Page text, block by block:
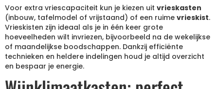
Voor extra vriescapaciteit kun je kiezen uit vrieskasten
(inbouw, tafelmodel of vrijstaand) of een ruime vrieskist.
Vrieskisten zijn ideaal als je in één keer grote
hoeveelheden wilt invriezen, bijvoorbeeld na de wekelijkse
of maandelijkse boodschappen. Dankzij efficiënte
technieken en heldere indelingen houd je altijd overzicht
en bespaar je energie.